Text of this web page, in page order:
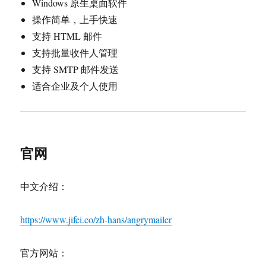
Windows 原生桌面软件
操作简单，上手快速
支持 HTML 邮件
支持批量收件人管理
支持 SMTP 邮件发送
适合企业及个人使用
官网
中文介绍：
https://www.jifei.co/zh-hans/angrymailer
官方网站：